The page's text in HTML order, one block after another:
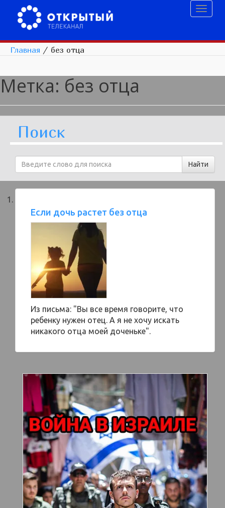
Главная / без отца
Метка: без отца
Поиск
Если дочь растет без отца
Из письма: "Вы все время говорите, что
ребенку нужен отец. А я не хочу искать
никакого отца моей доченьке".